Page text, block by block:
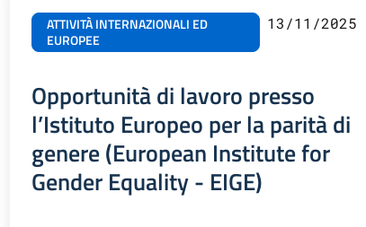
ATTIVITÀ INTERNAZIONALI ED
EUROPEE
13/11/2025
Opportunità di lavoro presso
l’Istituto Europeo per la parità di
genere (European Institute for
Gender Equality - EIGE)